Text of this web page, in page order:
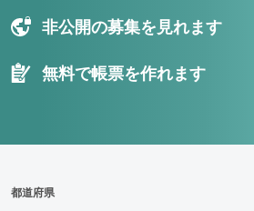
非公開の募集を見れます
無料で帳票を作れます
都道府県